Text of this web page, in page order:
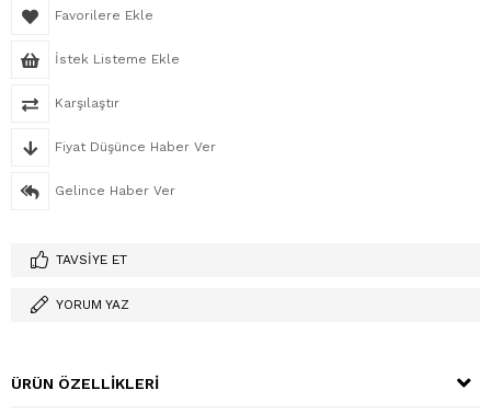
Favorilere Ekle
İstek Listeme Ekle
Karşılaştır
Fiyat Düşünce Haber Ver
Gelince Haber Ver
TAVSIYE ET
YORUM YAZ
ÜRÜN ÖZELLIKLERI